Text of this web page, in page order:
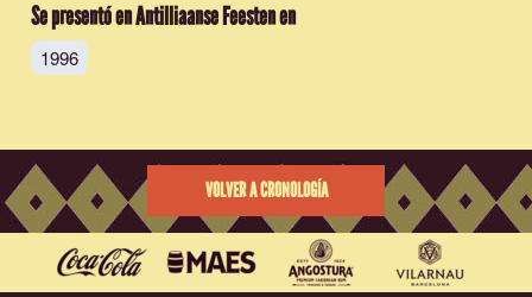
Se presentó en Antilliaanse Feesten en
1996
VOLVER A CRONOLOGÍA